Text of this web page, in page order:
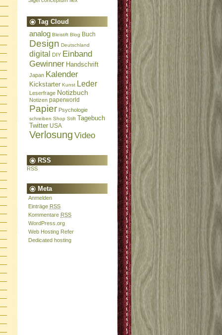
Tag Cloud
analog Bleistift Blog Buch
Design Deutschland
digital DIY Einband
Gewinner Handschrift
Japan Kalender
Kickstarter Kunst Leder
Leserfrage Notizbuch
Notizen paperworld
Papier Psychologie
schreiben Shop Stift Tagebuch
Twitter USA
Verlosung Video
RSS
RSS
Meta
Anmelden
Einträge RSS
Kommentare RSS
WordPress.org
Web Hosting Refer
Dedicated hosting